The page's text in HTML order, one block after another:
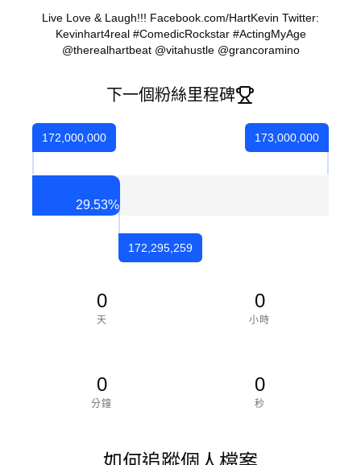
Live Love & Laugh!!! Facebook.com/HartKevin Twitter:
Kevinhart4real #ComedicRockstar #ActingMyAge
@therealhartbeat @vitahustle @grancoramino
下一個粉絲里程碑
172,000,000
29.53%
172,295,259
173,000,000
0
天
0
小時
0
分鐘
0
秒